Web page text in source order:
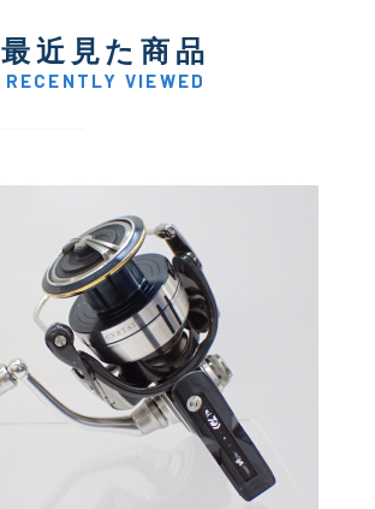
最近見た商品
RECENTLY VIEWED